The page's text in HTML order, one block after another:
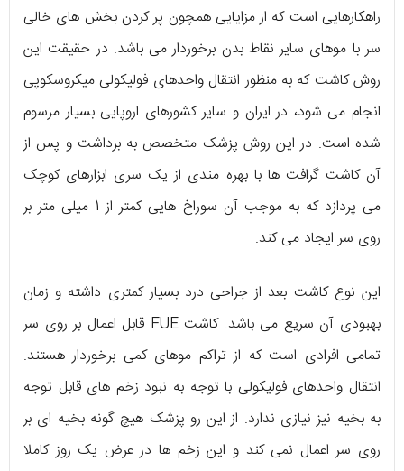
راهکارهایی است که از مزایایی همچون پر کردن بخش‌ های خالی
سر با موهای سایر نقاط بدن برخوردار می‌ باشد. در حقیقت این
روش کاشت که به منظور انتقال واحدهای فولیکولی میکروسکوپی
انجام می‌ شود، در ایران و سایر کشورهای اروپایی بسیار مرسوم
شده است. در این روش پزشک متخصص به برداشت و پس از
آن کاشت گرافت ها با بهره‌ مندی از یک سری ابزارهای کوچک
می‌ پردازد که به موجب آن سوراخ‌ هایی کمتر از 1 میلی متر بر
روی سر ایجاد می‌ کند.
این نوع کاشت بعد از جراحی درد بسیار کمتری داشته و زمان
بهبودی آن سریع می‌ باشد. کاشت FUE قابل اعمال بر روی سر
تمامی افرادی است که از تراکم موهای کمی برخوردار هستند.
انتقال واحدهای فولیکولی با توجه به نبود زخم‌ های قابل توجه
به بخیه نیز نیازی ندارد. از این رو پزشک هیچ گونه بخیه‌ ای بر
روی سر اعمال نمی‌ کند و این زخم‌ ها در عرض یک روز کاملا